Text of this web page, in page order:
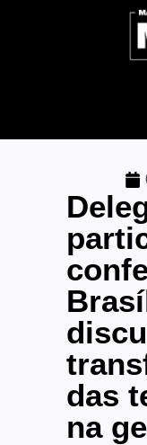
das
na